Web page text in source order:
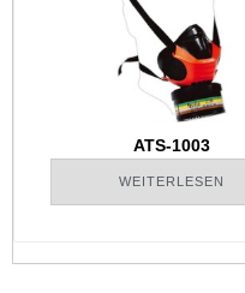
ATS-1003
WEITERLESEN